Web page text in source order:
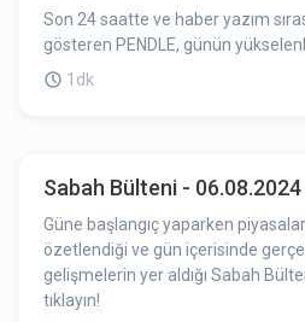
Son 24 saatte ve haber yazım
gösteren PENDLE, günün
1dk
Sabah Bülteni - 06.08.2024
Güne başlangıç yaparken
özetlendiği ve gün içerisinde
gelişmelerin yer aldığı Sabah
tıklayın!